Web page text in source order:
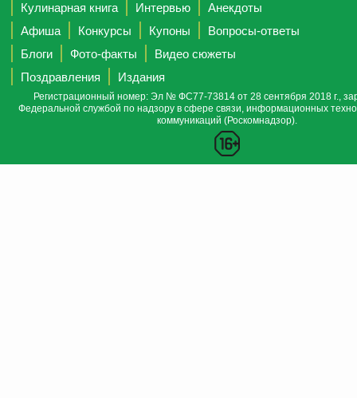
Кулинарная книга
Интервью
Анекдоты
Афиша
Конкурсы Купоны
Вопросы-ответы
Блоги
Фото-факты
Видео сюжеты
Поздравления
Издания
Регистрационный номер: Эл № ФС77-73814 от 28 сентября 2018 г.,
Федеральной службой по надзору в сфере связи, информационных
коммуникаций (Роскомнадзор).